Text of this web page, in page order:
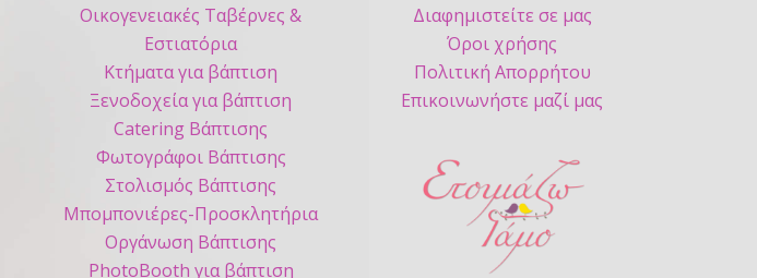
Οικογενειακές Ταβέρνες &
Εστιατόρια
Κτήματα για βάπτιση
Ξενοδοχεία για βάπτιση
Catering Βάπτισης
Φωτογράφοι Βάπτισης
Στολισμός Βάπτισης
Μπομπονιέρες-Προσκλητήρια
Οργάνωση Βάπτισης
PhotoBooth για βάπτιση
Διαφημιστείτε σε μας
Όροι χρήσης
Πολιτική Απορρήτου
Επικοινωνήστε μαζί μας